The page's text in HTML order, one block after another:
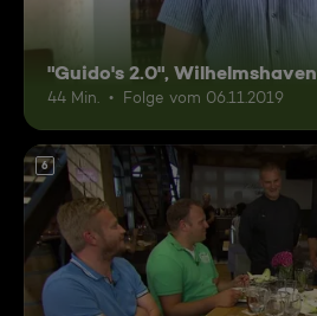
"Guido's 2.0", Wilhelmshaven
44 Min. Folge vom 06.11.2019
6